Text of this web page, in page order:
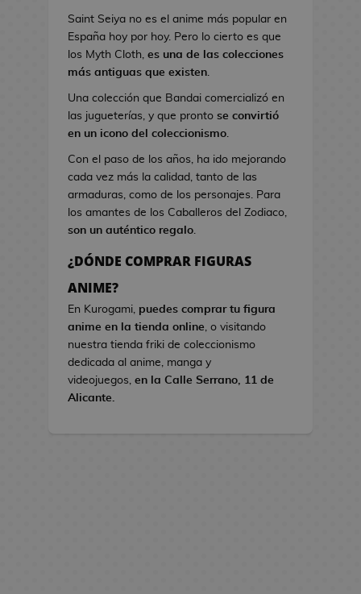
s
d
e
V
j
u
e
g
o
l
Saint Seiya no es el anime más popular en
España hoy por hoy. Pero lo cierto es que
los Myth Cloth, es una de las colecciones
más antiguas que existen.
Una colección que Bandai comercializó en
las jugueterías, y que pronto se convirtió
en un icono del coleccionismo.
Con el paso de los años, ha ido mejorando
cada vez más la calidad, tanto de las
armaduras, como de los personajes. Para
los amantes de los Caballeros del Zodiaco,
son un auténtico regalo.
¿DÓNDE COMPRAR FIGURAS
ANIME?
En Kurogami, puedes comprar tu figura
anime en la tienda online, o visitando
nuestra tienda friki de coleccionismo
dedicada al anime, manga y
videojuegos, en la Calle Serrano, 11 de
Alicante.